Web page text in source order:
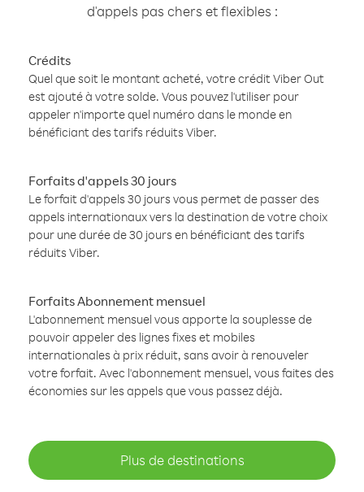
d'appels pas chers et flexibles :
Crédits
Quel que soit le montant acheté, votre crédit Viber Out
est ajouté à votre solde. Vous pouvez l'utiliser pour
appeler n'importe quel numéro dans le monde en
bénéficiant des tarifs réduits Viber.
Forfaits d'appels 30 jours
Le forfait d'appels 30 jours vous permet de passer des
appels internationaux vers la destination de votre choix
pour une durée de 30 jours en bénéficiant des tarifs
réduits Viber.
Forfaits Abonnement mensuel
L'abonnement mensuel vous apporte la souplesse de
pouvoir appeler des lignes fixes et mobiles
internationales à prix réduit, sans avoir à renouveler
votre forfait. Avec l'abonnement mensuel, vous faites des
économies sur les appels que vous passez déjà.
Plus de destinations